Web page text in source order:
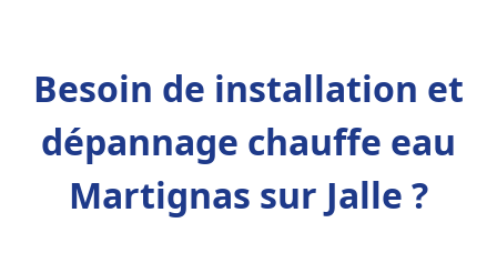
Besoin de installation et
dépannage chauffe eau
Martignas sur Jalle ?